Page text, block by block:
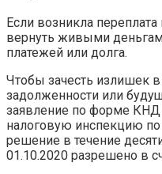
Если возникла
вернуть живыми
платежей или долга.
Чтобы зачесть излишек
задолженности или
заявление по форме КНД
налоговую инспекцию по
решение в течение
01.10.2020 разрешено в